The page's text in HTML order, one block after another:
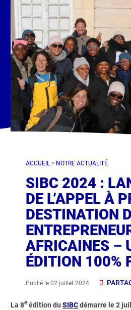
ACCUEIL > NOTRE ACTUALITÉ
SIBC 2024 :
DE L’APPEL À
DESTINATION
AFRICAINES –
ÉDITION 100%
Publié le 02 juillet 2024
La 8eédition duSIBCdémarre le 2